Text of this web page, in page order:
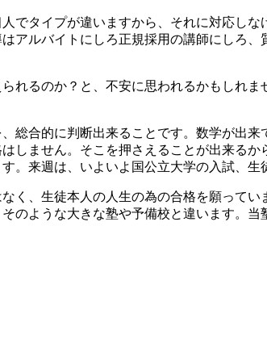
でタイプが違いますから、それに対応し
アルバイトにしろ正規採用の講師にしろ
れるのか？と、不安に思われるかもしれ
総合的に判断出来ることです。数学が出
しません。そこを押さえることが出来る
来週は、いよいよ国公立大学の入試、生
く、生徒本人の人生の為の合格を願って
ような大きな塾や予備校と違います。当